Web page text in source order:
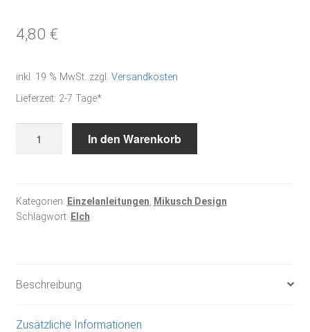
4,80 €
inkl. 19 % MwSt. zzgl. Versandkosten
Lieferzeit: 2-7 Tage*
In den Warenkorb
Kategorien: Einzelanleitungen
Mikusch Design
Schlagwort: Elch
Beschreibung
Zusätzliche Informationen